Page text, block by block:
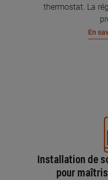
thermostat. La
En
Installation de
pour